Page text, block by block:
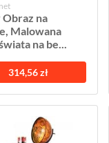
Obraz na
Malowana
na be...
314,56 zł